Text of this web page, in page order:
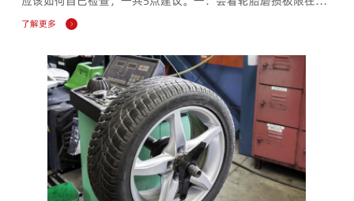
胎的花纹里分布了很多这么高的小台阶，这个台阶就代表着轮胎
的磨损极限。当这个轮胎胎纹变得很浅了，快接近台阶时，虽然
路面的时候，抓地能力会稍微差一点。要考虑更换了。二：会看
轮胎生产时间在轮胎边缘上找到这组数字，比如说这条轮胎上的
4220，就代...
了解更多